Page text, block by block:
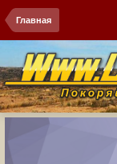
Главная